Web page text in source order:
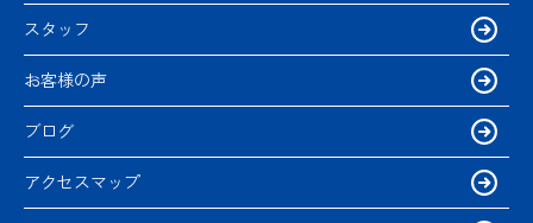
スタッフ
お客様の声
ブログ
アクセスマップ